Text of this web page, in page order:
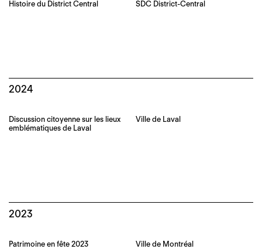
Histoire du District Central SDC District-Central
2024
Discussion citoyenne sur les lieux
emblématiques de Laval
Ville de Laval
2023
Patrimoine en fête 2023 Ville de Montréal